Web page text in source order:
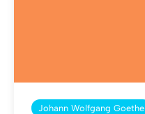
Johann Wolfgang Goethe